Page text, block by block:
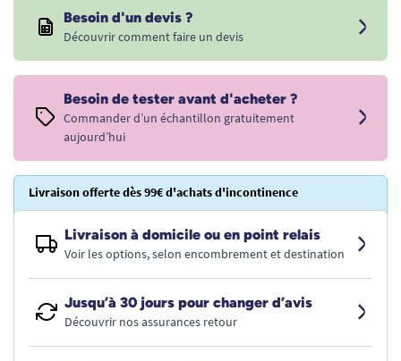
Besoin d'un devis ?
Découvrir comment faire un devis
Besoin de tester avant d'acheter ?
Commander d’un échantillon gratuitement
aujourd’hui
Livraison offerte dès 99€ d'achats d'incontinence
Livraison à domicile ou en point relais
Voir les options, selon encombrement et destination
Jusqu’à 30 jours pour changer d’avis
Découvrir nos assurances retour